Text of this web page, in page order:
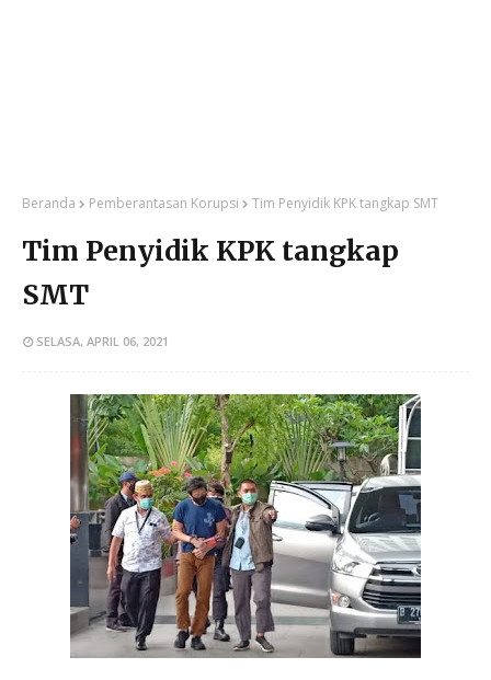
Beranda Pemberantasan Korupsi Tim Penyidik KPK tangkap SMT
Tim Penyidik KPK tangkap
SMT
SELASA, APRIL 06, 2021